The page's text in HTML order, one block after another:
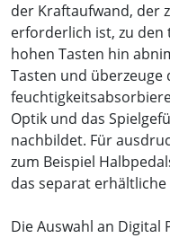
der Kraftaufwand, der
erforderlich ist, zu den
hohen Tasten hin
Tasten und
Optik und das
nachbildet. Für
zum Beispiel
das separat erhältliche
Die Auswahl an Digital